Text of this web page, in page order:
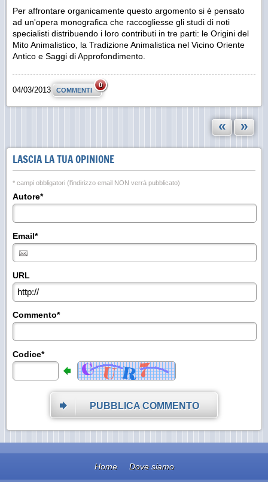
Per affrontare organicamente questo argomento si è pensato
ad un'opera monografica che raccogliesse gli studi di noti
specialisti distribuendo i loro contributi in tre parti: le Origini del
Mito Animalistico, la Tradizione Animalistica nel Vicino Oriente
Antico e Saggi di Approfondimento.
04/03/2013 COMMENTI
0
« »
LASCIA LA TUA OPINIONE
* campi obbligatori (l'indirizzo email NON verrà pubblicato)
Autore*
Email*
URL
Commento*
Codice*
PUBBLICA COMMENTO
Home Dove siamo